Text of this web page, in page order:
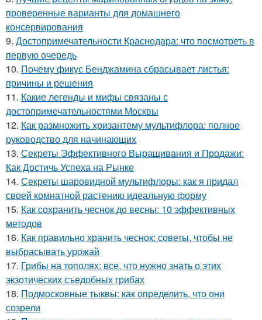
проверенные варианты для домашнего
консервирования
9. Достопримечательности Краснодара: что посмотреть в
первую очередь
10. Почему фикус Бенджамина сбрасывает листья:
причины и решения
11. Какие легенды и мифы связаны с
достопримечательностями Москвы
12. Как размножить хризантему мультифлора: полное
руководство для начинающих
13. Секреты Эффективного Выращивания и Продажи:
Как Достичь Успеха на Рынке
14. Секреты шаровидной мультифлоры: как я придал
своей комнатной растению идеальную форму
15. Как сохранить чеснок до весны: 10 эффективных
методов
16. Как правильно хранить чеснок: советы, чтобы не
выбрасывать урожай
17. Грибы на тополях: все, что нужно знать о этих
экзотических съедобных грибах
18. Подмосковные тыквы: как определить, что они
созрели